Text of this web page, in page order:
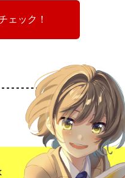
ェック！